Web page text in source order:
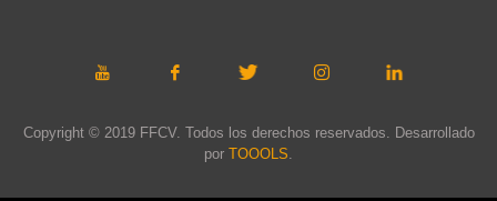
Copyright © 2019 FFCV. Todos los derechos reservados. Desarrollado
por TOOOLS.